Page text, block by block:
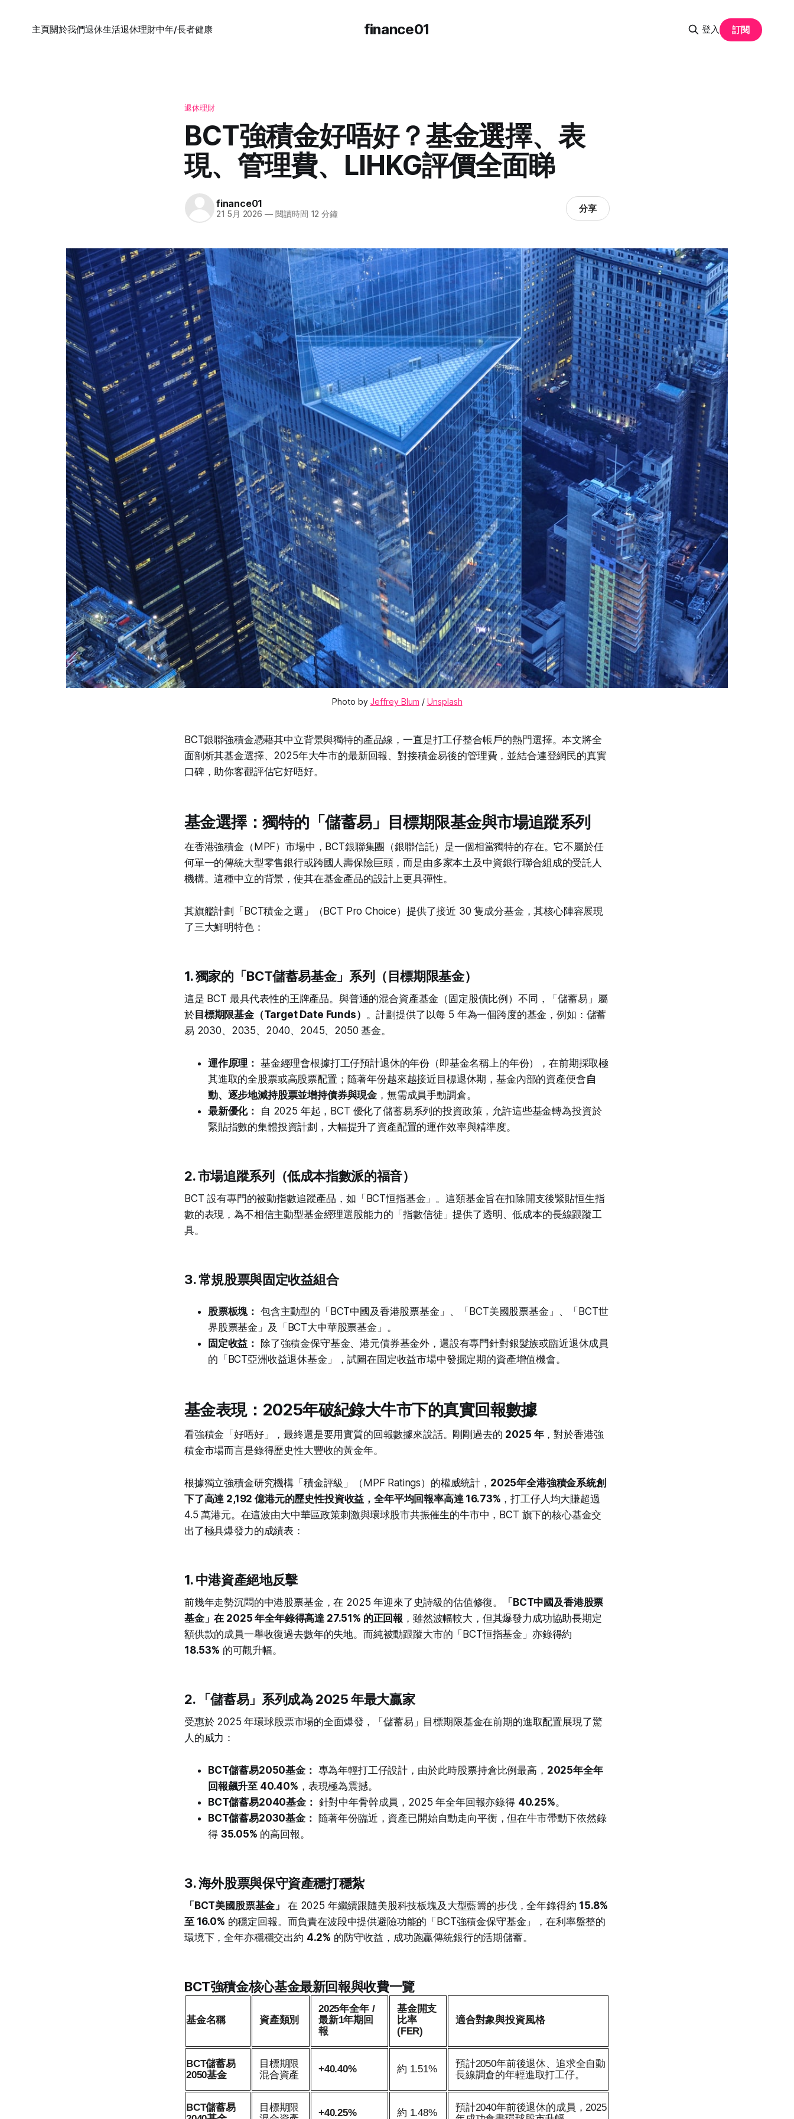
finance01
主頁關於我們退休生活退休理財中年/長者健康 登入 訂閱
退休理財
BCT強積金好唔好？基金選擇、表
現、管理費、LIHKG評價全面睇
finance01
21 5月 2026 — 閱讀時間 12 分鐘 分享
Photo by Jeffrey Blum / Unsplash
BCT銀聯強積金憑藉其中立背景與獨特的產品線，一直是打工仔整合帳戶的熱門選擇。本文將全
面剖析其基金選擇、2025年大牛市的最新回報、對接積金易後的管理費，並結合連登網民的真實
口碑，助你客觀評估它好唔好。
基金選擇：獨特的「儲蓄易」目標期限基金與市場追蹤系列
在香港強積金（MPF）市場中，BCT銀聯集團（銀聯信託）是一個相當獨特的存在。它不屬於任
何單一的傳統大型零售銀行或跨國人壽保險巨頭，而是由多家本土及中資銀行聯合組成的受託人
機構。這種中立的背景，使其在基金產品的設計上更具彈性。
其旗艦計劃「BCT積金之選」（BCT Pro Choice）提供了接近 30 隻成分基金，其核心陣容展現
了三大鮮明特色：
1. 獨家的「BCT儲蓄易基金」系列（目標期限基金）
這是 BCT 最具代表性的王牌產品。與普通的混合資產基金（固定股債比例）不同，「儲蓄易」屬
於目標期限基金（Target Date Funds） 。計劃提供了以每 5 年為一個跨度的基金，例如：儲蓄
易 2030、2035、2040、2045、2050 基金。
運作原理： 基金經理會根據打工仔預計退休的年份（即基金名稱上的年份），在前期採取極
其進取的全股票或高股票配置；隨著年份越來越接近目標退休期，基金內部的資產便會自
動、逐步地減持股票並增持債券與現金 ，無需成員手動調倉。
最新優化：
自 2025 年起，BCT 優化了儲蓄易系列的投資政策，允許這些基金轉為投資於
緊貼指數的集體投資計劃，大幅提升了資產配置的運作效率與精準度。
2. 市場追蹤系列（低成本指數派的福音）
BCT 設有專門的被動指數追蹤產品，如「BCT恒指基金」。這類基金旨在扣除開支後緊貼恒生指
數的表現，為不相信主動型基金經理選股能力的「指數信徒」提供了透明、低成本的長線跟蹤工
具。
3. 常規股票與固定收益組合
股票板塊： 包含主動型的「BCT中國及香港股票基金」、「BCT美國股票基金」、「BCT世
界股票基金」及「BCT大中華股票基金」。
固定收益： 除了強積金保守基金、港元債券基金外，還設有專門針對銀髮族或臨近退休成員
的「BCT亞洲收益退休基金」，試圖在固定收益市場中發掘定期的資產增值機會。
基金表現：2025年破紀錄大牛市下的真實回報數據
看強積金「好唔好」，最終還是要用實質的回報數據來說話。剛剛過去的 2025 年，對於香港強
積金市場而言是錄得歷史性大豐收的黃金年。
根據獨立強積金研究機構「積金評級」（MPF Ratings）的權威統計， 2025年全港強積金系統創
下了高達 2,192 億港元的歷史性投資收益，全年平均回報率高達 16.73% ，打工仔人均大賺超過
4.5 萬港元。在這波由大中華區政策刺激與環球股市共振催生的牛市中，BCT 旗下的核心基金交
出了極具爆發力的成績表：
1. 中港資產絕地反擊
前幾年走勢沉悶的中港股票基金，在 2025 年迎來了史詩級的估值修復。
「BCT中國及香港股票
基金」在 2025 年全年錄得高達 27.51% 的正回報 ，雖然波幅較大，但其爆發力成功協助長期定
額供款的成員一舉收復過去數年的失地。而純被動跟蹤大市的「BCT恒指基金」亦錄得約
18.53% 的可觀升幅。
2. 「儲蓄易」系列成為 2025 年最大贏家
受惠於 2025 年環球股票市場的全面爆發，「儲蓄易」目標期限基金在前期的進取配置展現了驚
人的威力：
BCT儲蓄易2050基金： 專為年輕打工仔設計，由於此時股票持倉比例最高， 2025年全年
回報飆升至 40.40% ，表現極為震撼。
BCT儲蓄易2040基金： 針對中年骨幹成員，2025 年全年回報亦錄得 40.25%。
BCT儲蓄易2030基金： 隨著年份臨近，資產已開始自動走向平衡，但在牛市帶動下依然錄
得 35.05% 的高回報。
3. 海外股票與保守資產穩打穩紮
「BCT美國股票基金」 在 2025 年繼續跟隨美股科技板塊及大型藍籌的步伐，全年錄得約 15.8%
至 16.0% 的穩定回報。而負責在波段中提供避險功能的「BCT強積金保守基金」，在利率盤整的
環境下，全年亦穩穩交出約 4.2% 的防守收益，成功跑贏傳統銀行的活期儲蓄。
BCT強積金核心基金最新回報與收費一覽
基金名稱 資產類別
2025年全年 /
最新1年期回
報
基金開支
比率
(FER)
適合對象與投資風格
BCT儲蓄易
2050基金
目標期限
混合資產
+40.40% 約 1.51%
預計2050年前後退休、追求全自動
長線調倉的年輕進取打工仔。
BCT儲蓄易
目標期限
+40.25% 約 1.48%
預計2040年前後退休的成員，2025